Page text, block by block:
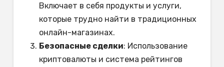
Включает в себя продукты и услуги,
которые трудно найти в традиционных
онлайн-магазинах.
Безопасные сделки: Использование
криптовалюты и система рейтингов